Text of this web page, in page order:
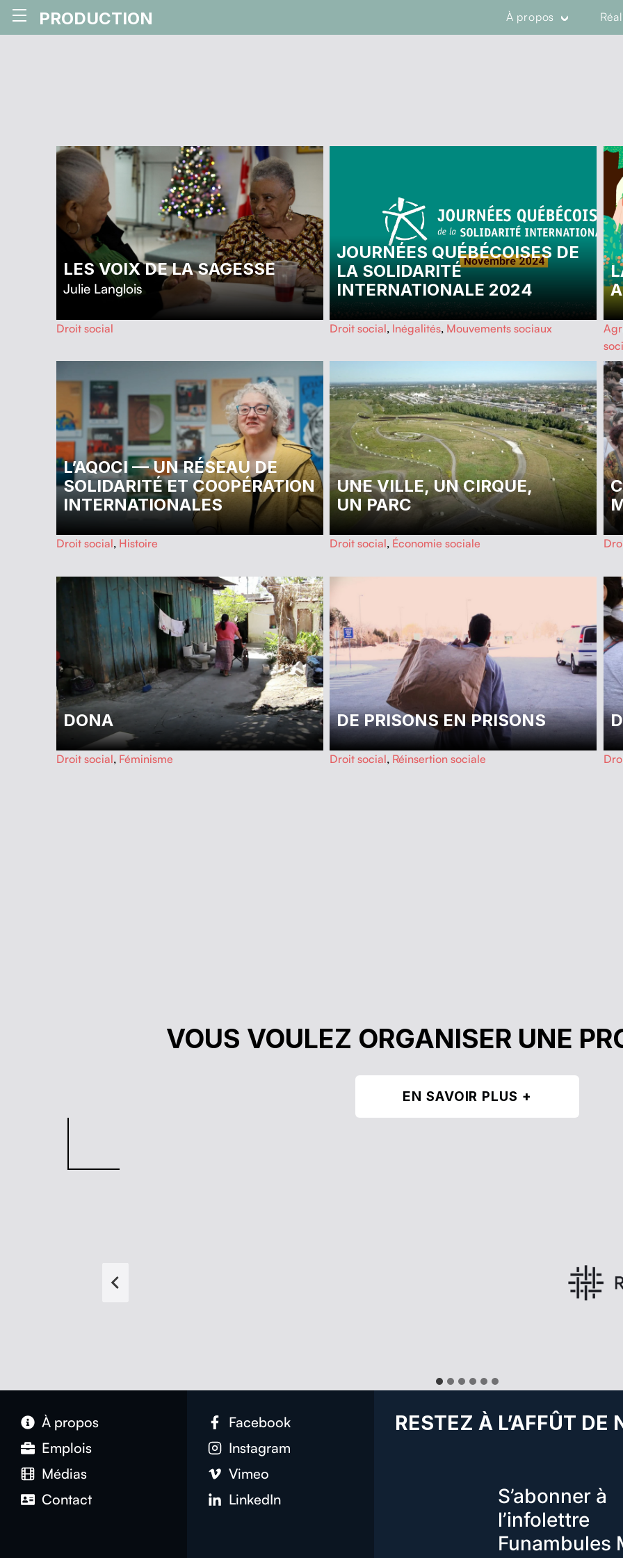
PRODUCTION À propos
LES VOIX DE LA SAGESSE
Julie Langlois
…
Droit social
JOURNÉES QUÉBÉCOISES DE
LA SOLIDARITÉ
INTERNATIONALE 2024
…
Droit social, Inégalités, Mouvements sociaux
…
L’AQOCI — UN RÉSEAU DE
SOLIDARITÉ ET COOPÉRATION
INTERNATIONALES
…
Droit social, Histoire
UNE VILLE, UN CIRQUE,
UN PARC
…
Droit social, Économie sociale
…
DONA
…
Droit social, Féminisme
DE PRISONS EN PRISONS
…
Droit social, Réinsertion sociale
…
VOUS VOULEZ ORGANISER UNE
EN SAVOIR PLUS +
À pro­pos
Emplois
Médias
Con­tact
Face­book
Insta­gram
Vimeo
LinkedIn
RESTEZ À L’AFFÛT DE
S’abonner à
l’infolettre
Funambules